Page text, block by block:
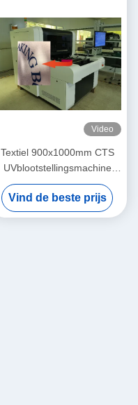
Video
Textiel 900x1000mm CTS
UVblootstellingsmachine
voor PCB
Vind de beste prijs